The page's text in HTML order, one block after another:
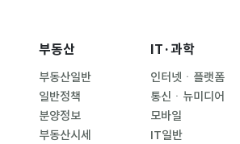
부동산
부동산일반
일반정책
분양정보
부동산시세
IT·과학
인터넷ㆍ플랫폼
통신ㆍ뉴미디어
모바일
IT일반